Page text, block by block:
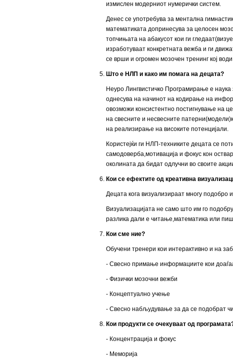
измислен модерниот нумерички систем.
Денес се употребува за ментална
математиката допринесува за целосен
топчињата на абакусот кои ги
изработуваат конкретната вежба и ги
се врши и огромен мозочен тренинг кој
Што е НЛП и како им помага на децата?
Неуро Лингвистичко Програмирање е
однесува на начинот на кодирање на
овозможи консистентно постигнување на
на свесните и несвесните
на реализирање на високите потенцијали.
Користејќи ги НЛП-техниките децата се
самодоверба,мотивација и фокус кон
околината да бидат одлучни во своите
Кои се ефектите од креативна
Децата кога визуализираат многу подобро
Визуализацијата не само што им го
разлика дали е читање,математика или
Кои сме ние?
Обучени тренери кои интерактивно и на
- Свесно примање информациите кои
- Физички мозочни вежби
- Концептуално учење
- Свесно набљудување за да се подобрат
Кои продукти се очекуваат од
- Концентрација и фокус
- Меморија